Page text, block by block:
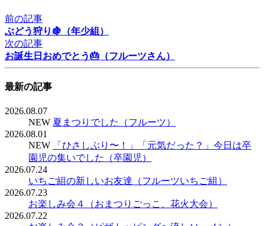
前の記事
ぶどう狩り🍇（年少組）
次の記事
お誕生日おめでとう🎂（フルーツさん）
最新の記事
2026.08.07
NEW 夏まつりでした（フルーツ）
2026.08.01
NEW
「ひさしぶり〜！」「元気だった？」今日は卒
園児の集いでした（卒園児）
2026.07.24
いちご組の新しいお友達（フルーツいちご組）
2026.07.23
お楽しみ会４（おまつりごっこ、花火大会）
2026.07.22